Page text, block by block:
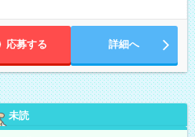
応募する 詳細へ
未読